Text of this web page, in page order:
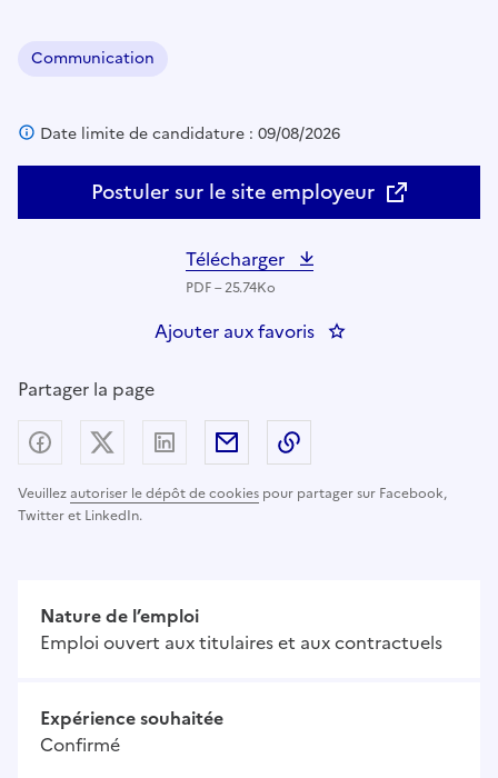
Domaine :
Communication
Postuler sur le site employeur
Date limite de candidature : 09/08/2026
Télécharger
PDF – 25.74Ko
Ajouter aux favoris : Chargé de
Partager la page
Veuillezautoriser le dépôt de cookies pour partager sur Facebook,
Twitter et LinkedIn.
Partager sur Facebook
Partager sur X (anciennement Twitter) -
Partager sur LinkedIn
Partager par email
Nature de l’emploi
Emploi ouvert aux titulaires et aux contractuels
Expérience souhaitée
Confirmé